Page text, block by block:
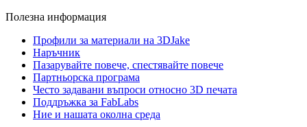
Полезна информация
Профили за материали на 3DJake
Наръчник
Пазарувайте повече, спестявайте повече
Партньорска програма
Често задавани въпроси относно 3D печата
Поддръжка за FabLabs
Ние и нашата околна среда